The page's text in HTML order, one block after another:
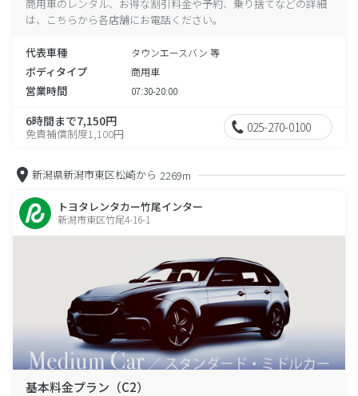
商用車のレンタル、お得な割引料金や予約、乗り捨てなどの詳細
は、こちらから各店舗にお電話ください。
代表車種 タウンエースバン 等
ボディタイプ 商用車
営業時間 07:30-20:00
6時間まで7,150円
免責補償制度1,100円 025-270-0100
新潟県新潟市東区松崎から 2269m
トヨタレンタカー竹尾インター
新潟市東区竹尾4-16-1
基本料金プラン（C2）